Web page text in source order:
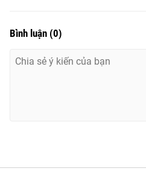
Bình luận (0)